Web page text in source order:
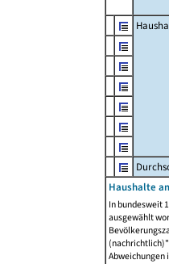
Haushalte
In bundesweit
ausgewählt
Abweichungen